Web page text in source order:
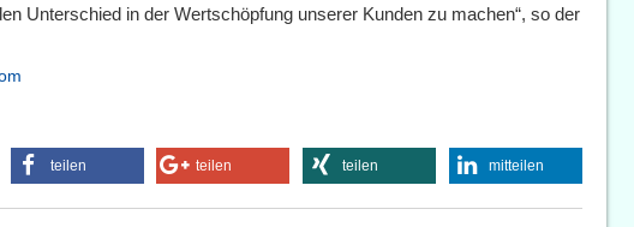
Unterschied in der Wertschöpfung unserer Kunden zu machen“, so der
teilen teilen teilen mitteilen